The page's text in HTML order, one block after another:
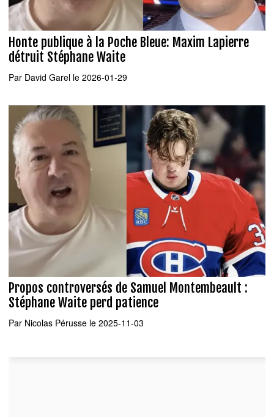
Honte publique à la Poche Bleue: Maxim Lapierre
détruit Stéphane Waite
Par David Garel le 2026-01-29
Propos controversés de Samuel Montembeault :
Stéphane Waite perd patience
Par Nicolas Pérusse le 2025-11-03